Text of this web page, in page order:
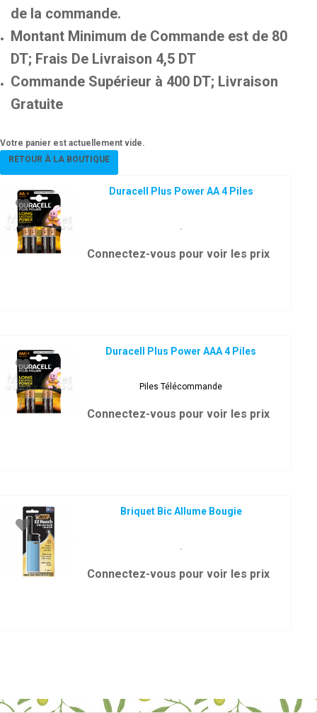
de la commande.
Montant Minimum de Commande est de 80
DT; Frais De Livraison 4,5 DT
Commande Supérieur à 400 DT; Livraison
Gratuite
Votre panier est actuellement vide.
RETOUR À LA BOUTIQUE
Duracell Plus Power AA 4 Piles
Connectez-vous pour voir les prix
Duracell Plus Power AAA 4 Piles
Piles Télécommande
Connectez-vous pour voir les prix
Briquet Bic Allume Bougie
Connectez-vous pour voir les prix